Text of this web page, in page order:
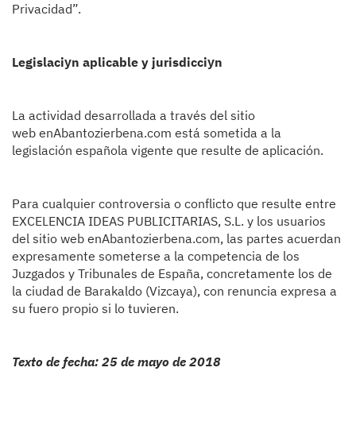
Privacidad”.
Legislaciуn aplicable y jurisdicciуn
La actividad desarrollada a través del sitio
web enAbantozierbena.com está sometida a la
legislación española vigente que resulte de aplicación.
Para cualquier controversia o conflicto que resulte entre
EXCELENCIA IDEAS PUBLICITARIAS, S.L. y los usuarios
del sitio web enAbantozierbena.com, las partes acuerdan
expresamente someterse a la competencia de los
Juzgados y Tribunales de España, concretamente los de
la ciudad de Barakaldo (Vizcaya), con renuncia expresa a
su fuero propio si lo tuvieren.
Texto de fecha: 25 de mayo de 2018